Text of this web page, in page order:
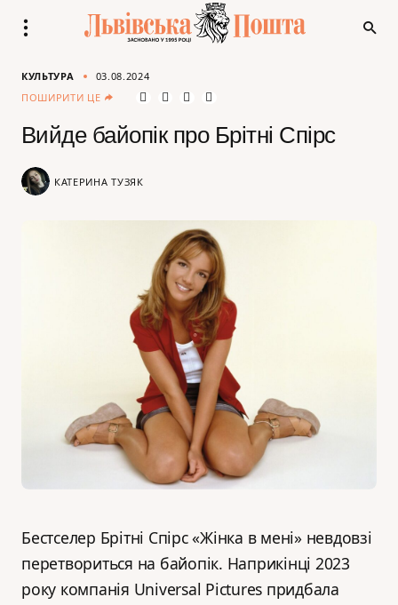
КУЛЬТУРА
03.08.2024
ПОШИРИТИ ЦЕ
Вийде байопік про Брітні Спірс
КАТЕРИНА ТУЗЯК
Бестселер Брітні Спірс «Жінка в мені» невдовзі
перетвориться на байопік. Наприкінці 2023
року компанія Universal Pictures придбала